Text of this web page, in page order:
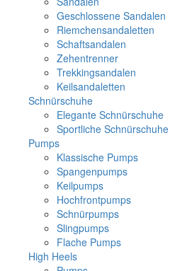
Geschlossene Sandalen
Riemchensandaletten
Schaftsandalen
Zehentrenner
Trekkingsandalen
Keilsandaletten
Schnürschuhe
Elegante Schnürschuhe
Sportliche Schnürschuhe
Pumps
Klassische Pumps
Spangenpumps
Keilpumps
Hochfrontpumps
Schnürpumps
Slingpumps
Flache Pumps
High Heels